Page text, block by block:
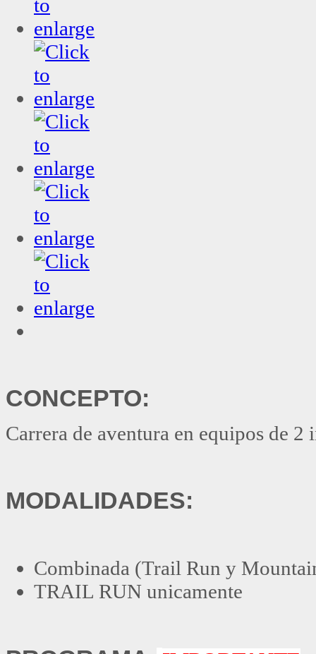
CONCEPTO:
Carrera de aventura en equipos de
MODALIDADES:
Combinada (Trail Run y
TRAIL RUN unicamente